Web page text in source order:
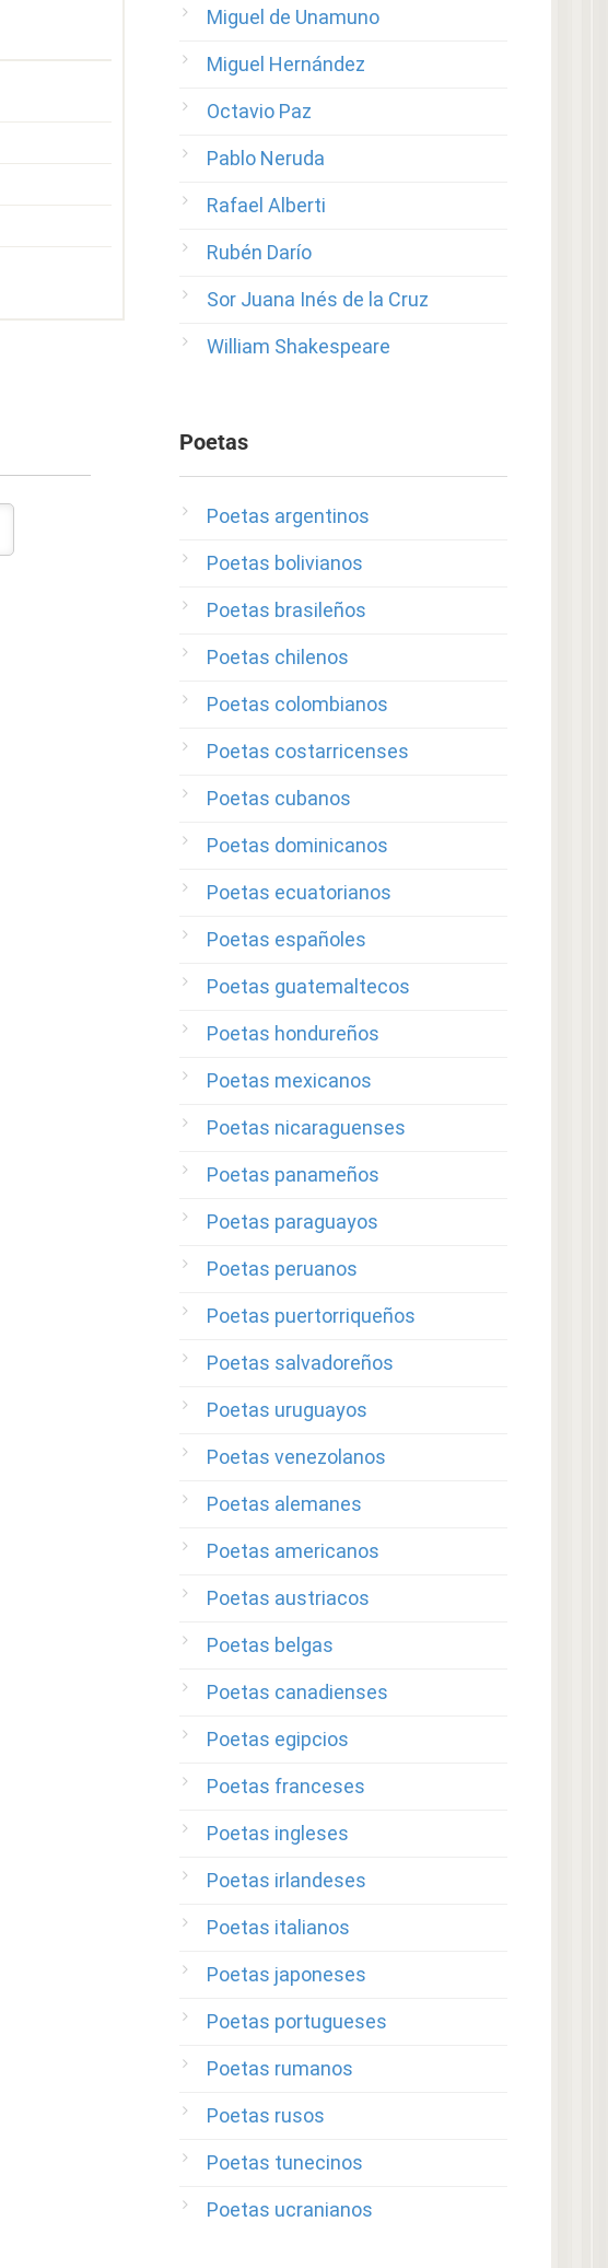
Miguel de Unamuno
Miguel Hernández
Octavio Paz
Pablo Neruda
Rafael Alberti
Rubén Darío
Sor Juana Inés de la Cruz
William Shakespeare
Poetas
Poetas argentinos
Poetas bolivianos
Poetas brasileños
Poetas chilenos
Poetas colombianos
Poetas costarricenses
Poetas cubanos
Poetas dominicanos
Poetas ecuatorianos
Poetas españoles
Poetas guatemaltecos
Poetas hondureños
Poetas mexicanos
Poetas nicaraguenses
Poetas panameños
Poetas paraguayos
Poetas peruanos
Poetas puertorriqueños
Poetas salvadoreños
Poetas uruguayos
Poetas venezolanos
Poetas alemanes
Poetas americanos
Poetas austriacos
Poetas belgas
Poetas canadienses
Poetas egipcios
Poetas franceses
Poetas ingleses
Poetas irlandeses
Poetas italianos
Poetas japoneses
Poetas portugueses
Poetas rumanos
Poetas rusos
Poetas tunecinos
Poetas ucranianos